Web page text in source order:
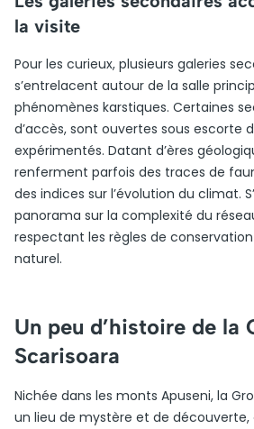
la visite
Pour les curieux, plusieurs galeries
s’entrelacent autour de la salle
phénomènes karstiques. Certaines
d’accès, sont ouvertes sous escorte
expérimentés. Datant d’ères
renferment parfois des traces de
des indices sur l’évolution du climat.
panorama sur la complexité du
respectant les règles de
naturel.
Un peu d’histoire de la
Scarisoara
Nichée dans les monts Apuseni, la
un lieu de mystère et de découverte,